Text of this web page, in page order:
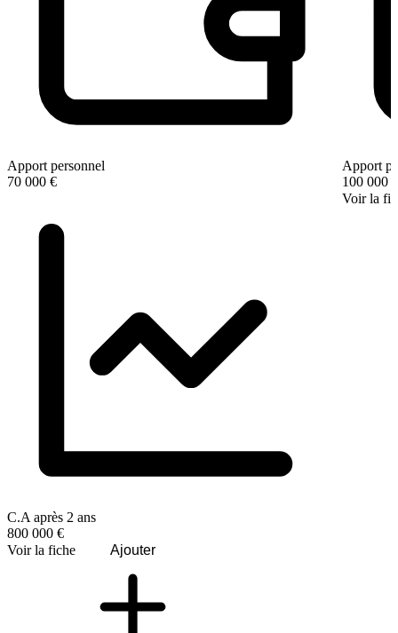
Apport personnel
70 000 €
C.A après 2 ans
800 000 €
Voir la fiche
Ajouter
Apport
100 000 €
Voir la